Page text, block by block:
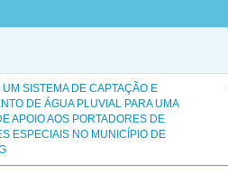
UM SISTEMA DE CAPTAÇÃO E
DE ÁGUA PLUVIAL PARA UMA
APOIO AOS PORTADORES DE
ESPECIAIS NO MUNICÍPIO DE